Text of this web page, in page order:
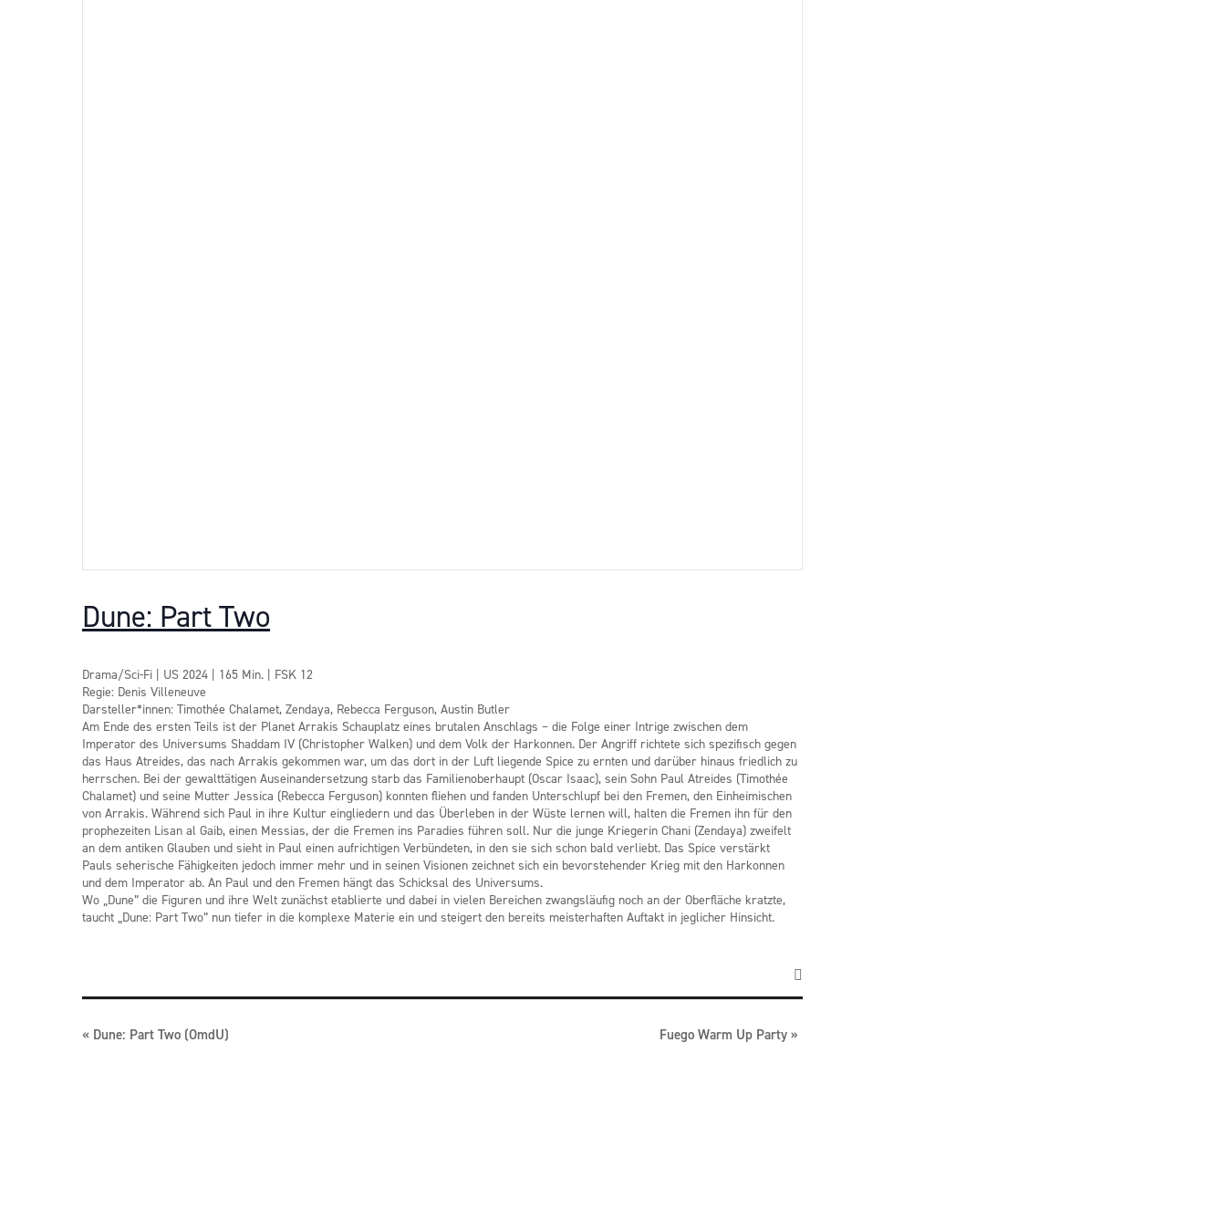
Dune: Part Two
Drama/Sci-Fi | US 2024 | 165 Min. | FSK 12
Regie: Denis Villeneuve
Darsteller*innen: Timothée Chalamet, Zendaya, Rebecca Ferguson, Austin Butler
Am Ende des ersten Teils ist der Planet Arrakis Schauplatz eines brutalen Anschlags – die Folge einer Intrige zwischen dem
Imperator des Universums Shaddam IV (Christopher Walken) und dem Volk der Harkonnen. Der Angriff richtete sich spezifisch gegen
das Haus Atreides, das nach Arrakis gekommen war, um das dort in der Luft liegende Spice zu ernten und darüber hinaus friedlich zu
herrschen. Bei der gewalttätigen Auseinandersetzung starb das Familienoberhaupt (Oscar Isaac), sein Sohn Paul Atreides (Timothée
Chalamet) und seine Mutter Jessica (Rebecca Ferguson) konnten fliehen und fanden Unterschlupf bei den Fremen, den Einheimischen
von Arrakis. Während sich Paul in ihre Kultur eingliedern und das Überleben in der Wüste lernen will, halten die Fremen ihn für den
prophezeiten Lisan al Gaib, einen Messias, der die Fremen ins Paradies führen soll. Nur die junge Kriegerin Chani (Zendaya) zweifelt
an dem antiken Glauben und sieht in Paul einen aufrichtigen Verbündeten, in den sie sich schon bald verliebt. Das Spice verstärkt
Pauls seherische Fähigkeiten jedoch immer mehr und in seinen Visionen zeichnet sich ein bevorstehender Krieg mit den Harkonnen
und dem Imperator ab. An Paul und den Fremen hängt das Schicksal des Universums.
Wo „Dune” die Figuren und ihre Welt zunächst etablierte und dabei in vielen Bereichen zwangsläufig noch an der Oberfläche kratzte,
taucht „Dune: Part Two” nun tiefer in die komplexe Materie ein und steigert den bereits meisterhaften Auftakt in jeglicher Hinsicht.
Veranstaltung
« Dune: Part Two (OmdU) Fuego Warm Up Party »